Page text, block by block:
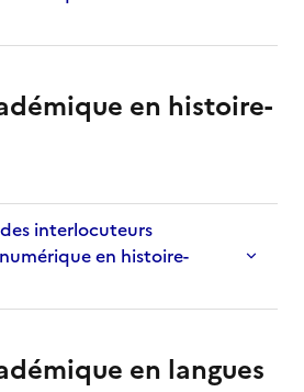
en histoire-
interlocuteurs
en histoire-
en langues